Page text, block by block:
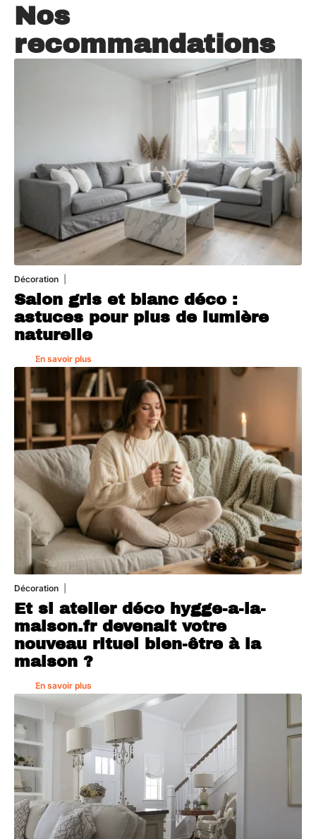
Nos
recommandations
Décoration
Salon gris et blanc déco :
astuces pour plus de lumière
naturelle
En savoir plus
Décoration
Et si atelier déco hygge-a-la-
maison.fr devenait votre
nouveau rituel bien-être à la
maison ?
En savoir plus